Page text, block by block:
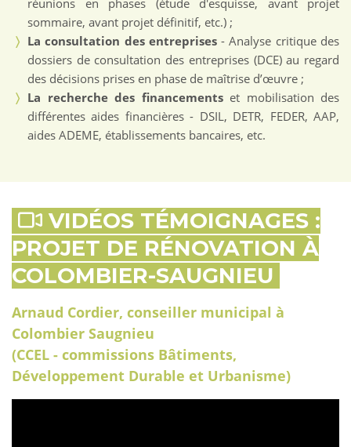
sommaire, avant projet définitif, etc.) ;
La consultation des entreprises- Analyse critique des
dossiers de consultation des entreprises (DCE) au regard
des décisions prises en phase de maîtrise d’œuvre ;
La recherche des financementset mobilisation des
différentes aides financières - DSIL, DETR, FEDER, AAP,
aides ADEME, établissements bancaires, etc.
VIDÉOS TÉMOIGNAGES :
PROJET DE RÉNOVATION À
COLOMBIER-SAUGNIEU
Arnaud Cordier, conseiller municipal à
Colombier Saugnieu
(CCEL - commissions Bâtiments,
Développement Durable et Urbanisme)